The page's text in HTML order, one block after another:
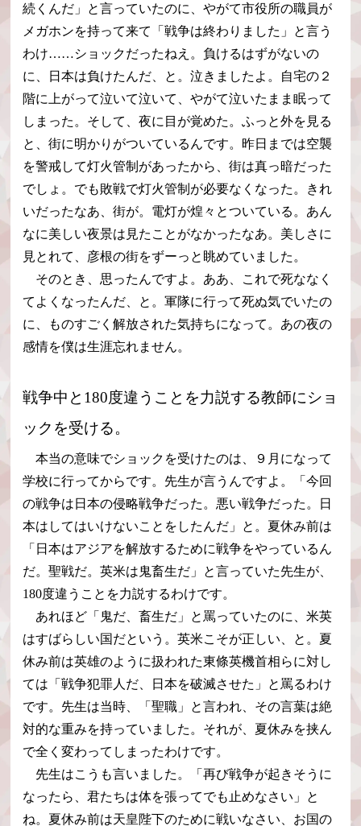
続くんだ」と言っていたのに、やがて市役所の職員が
メガホンを持って来て「戦争は終わりました」と言う
わけ……ショックだったねえ。負けるはずがないの
に、日本は負けたんだ、と。泣きましたよ。自宅の２
階に上がって泣いて泣いて、やがて泣いたまま眠って
しまった。そして、夜に目が覚めた。ふっと外を見る
と、街に明かりがついているんです。昨日までは空襲
を警戒して灯火管制があったから、街は真っ暗だった
でしょ。でも敗戦で灯火管制が必要なくなった。きれ
いだったなあ、街が。電灯が煌々とついている。あん
なに美しい夜景は見たことがなかったなあ。美しさに
見とれて、彦根の街をずーっと眺めていました。
そのとき、思ったんですよ。ああ、これで死ななく
てよくなったんだ、と。軍隊に行って死ぬ気でいたの
に、ものすごく解放された気持ちになって。あの夜の
感情を僕は生涯忘れません。
戦争中と180度違うことを力説する教師にショ
ックを受ける。
本当の意味でショックを受けたのは、９月になって
学校に行ってからです。先生が言うんですよ。「今回
の戦争は日本の侵略戦争だった。悪い戦争だった。日
本はしてはいけないことをしたんだ」と。夏休み前は
「日本はアジアを解放するために戦争をやっているん
だ。聖戦だ。英米は鬼畜生だ」と言っていた先生が、
180度違うことを力説するわけです。
あれほど「鬼だ、畜生だ」と罵っていたのに、米英
はすばらしい国だという。英米こそが正しい、と。夏
休み前は英雄のように扱われた東條英機首相らに対し
ては「戦争犯罪人だ、日本を破滅させた」と罵るわけ
です。先生は当時、「聖職」と言われ、その言葉は絶
対的な重みを持っていました。それが、夏休みを挟ん
で全く変わってしまったわけです。
先生はこうも言いました。「再び戦争が起きそうに
なったら、君たちは体を張ってでも止めなさい」と
ね。夏休み前は天皇陛下のために戦いなさい、お国の